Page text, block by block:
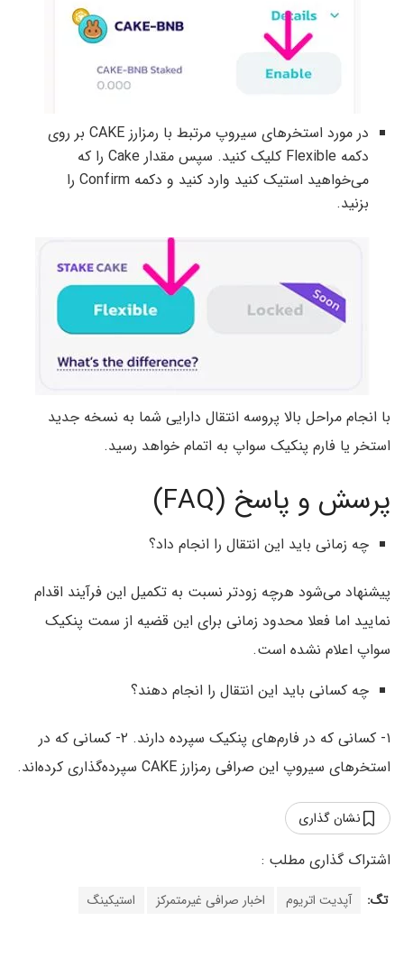
در مورد استخرهای سیروپ مرتبط با رمزارز CAKE بر روی
دکمه Flexible کلیک کنید. سپس مقدار Cake را که
می‌خواهید استیک کنید وارد کنید و دکمه Confirm را
بزنید.
با انجام مراحل بالا پروسه انتقال دارایی شما به نسخه جدید
استخر یا فارم پنکیک سواپ به اتمام خواهد رسید.
پرسش و پاسخ (FAQ)
چه زمانی باید این انتقال را انجام داد؟
پیشنهاد می‌شود هرچه زودتر نسبت به تکمیل این فرآیند اقدام
نمایید اما فعلا محدود زمانی برای این قضیه از سمت پنکیک
سواپ اعلام نشده است.
چه کسانی باید این انتقال را انجام دهند؟
۱- کسانی که در فارم‌های پنکیک سپرده دارند. ۲- کسانی که در
استخرهای سیروپ این صرافی رمزارز CAKE سپرده‌گذاری کرده‌اند.
نشان گذاری
تگ: آپدیت اتریوم اخبار صرافی غیرمتمرکز استیکینگ